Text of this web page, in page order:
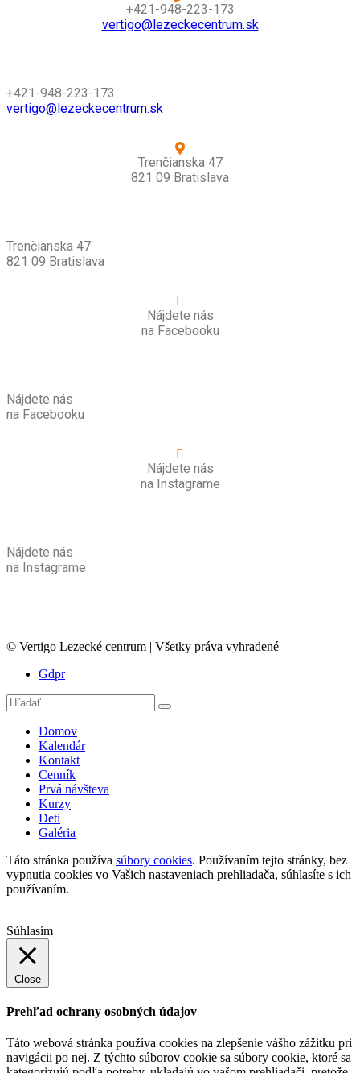
+421-948-223-173
vertigo@lezeckecentrum.sk
+421-948-223-173
vertigo@lezeckecentrum.sk
Trenčianska 47
821 09 Bratislava
Trenčianska 47
821 09 Bratislava
Nájdete nás
na Facebooku
Nájdete nás
na Facebooku
Nájdete nás
na Instagrame
Nájdete nás
na Instagrame
© Vertigo Lezecké centrum | Všetky práva vyhradené
Gdpr
Hľadať:
Search
Domov
Kalendár
Kontakt
Cenník
Prvá návšteva
Kurzy
Deti
Galéria
Táto stránka používa súbory cookies. Používaním tejto stránky, bez
vypnutia cookies vo Vašich nastaveniach prehliadača, súhlasíte s ich
používaním.
Súhlasím
Close
Prehľad ochrany osobných údajov
Táto webová stránka používa cookies na zlepšenie vášho zážitku pri
navigácii po nej. Z týchto súborov cookie sa súbory cookie, ktoré sa